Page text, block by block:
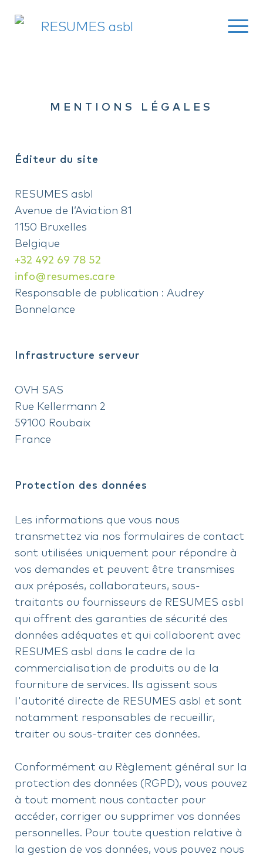
MENTIONS LÉGALES
Éditeur du site
RESUMES asbl
Avenue de l’Aviation 81
1150 Bruxelles
Belgique
+32 492 69 78 52
info@resumes.care
Responsable de publication : Audrey
Bonnelance
Infrastructure serveur
OVH SAS
Rue Kellermann 2
59100 Roubaix
France
Protection des données
Les informations que vous nous
transmettez via nos formulaires de contact
sont utilisées uniquement pour répondre à
vos demandes et peuvent être transmises
aux préposés, collaborateurs, sous-
traitants ou fournisseurs de RESUMES asbl
qui offrent des garanties de sécurité des
données adéquates et qui collaborent avec
RESUMES asbl dans le cadre de la
commercialisation de produits ou de la
fourniture de services. Ils agissent sous
l'autorité directe de RESUMES asbl et sont
notamment responsables de recueillir,
traiter ou sous-traiter ces données.
Conformément au Règlement général sur la
protection des données (RGPD), vous pouvez
à tout moment nous contacter pour
accéder, corriger ou supprimer vos données
personnelles. Pour toute question relative à
la gestion de vos données, vous pouvez nous